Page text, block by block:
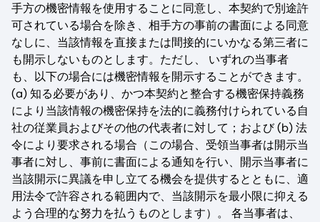
手方の機密情報を使用することに同意し、本契約で別途許
可されている場合を除き、相手方の事前の書面による同意
なしに、当該情報を直接または間接的にいかなる第三者に
も開示しないものとします。ただし、 いずれの当事者
も、以下の場合には機密情報を開示することができます。
(a) 知る必要があり、かつ本契約と整合する機密保持義務
により当該情報の機密保持を法的に義務付けられている自
社の従業員およびその他の代表者に対して；および (b) 法
令により要求される場合（この場合、受領当事者は開示当
事者に対し、事前に書面による通知を行い、開示当事者に
当該開示に異議を申し立てる機会を提供するとともに、適
用法令で許容される範囲内で、当該開示を最小限に抑える
よう合理的な努力を払うものとします）。 各当事者は、